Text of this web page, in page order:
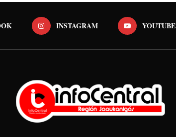
INSTAGRAM YOUTUBE